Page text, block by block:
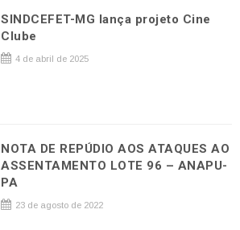
SINDCEFET-MG lança projeto Cine
Clube
4 de abril de 2025
NOTA DE REPÚDIO AOS ATAQUES AO
ASSENTAMENTO LOTE 96 – ANAPU-
PA
23 de agosto de 2022